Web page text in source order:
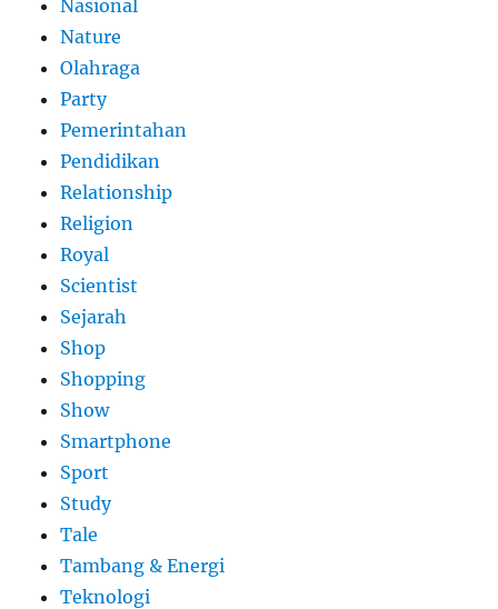
Nasional
Nature
Olahraga
Party
Pemerintahan
Pendidikan
Relationship
Religion
Royal
Scientist
Sejarah
Shop
Shopping
Show
Smartphone
Sport
Study
Tale
Tambang & Energi
Teknologi